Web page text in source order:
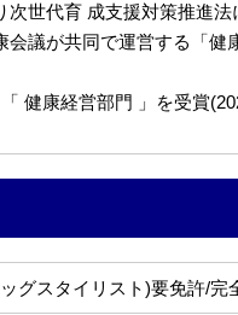
世代育 成支援対策推進
議が共同で運営する「健
健康経営部門 」を受賞
グスタイリスト)要免許/完